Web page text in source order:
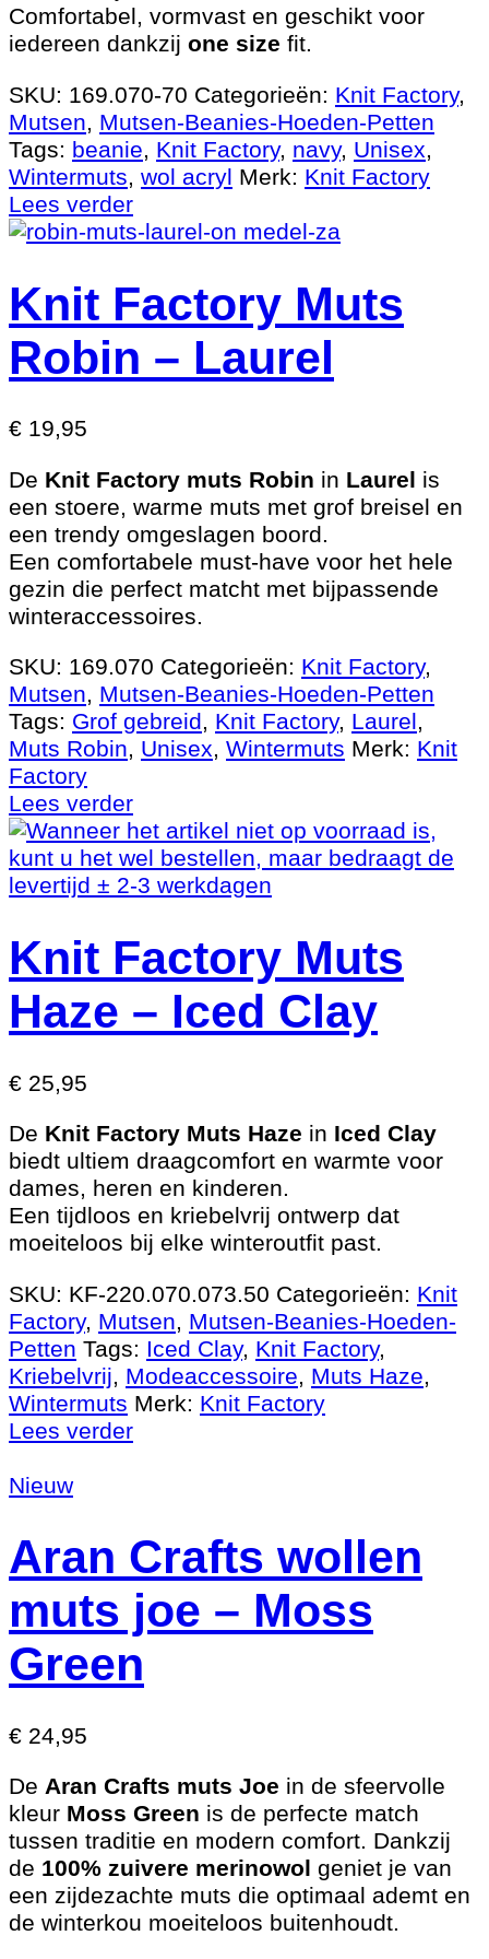
Comfortabel, vormvast en geschikt voor
iedereen dankzij one size fit.
SKU: 169.070-70 Categorieën: Knit Factory,
Mutsen, Mutsen-Beanies-Hoeden-Petten
Tags: beanie, Knit Factory, navy, Unisex,
Wintermuts, wol acryl Merk: Knit Factory
Lees verder
Knit Factory Muts
Robin – Laurel
€ 19,95
De Knit Factory muts Robin in Laurel is
een stoere, warme muts met grof breisel en
een trendy omgeslagen boord.
Een comfortabele must-have voor het hele
gezin die perfect matcht met bijpassende
winteraccessoires.
SKU: 169.070 Categorieën: Knit Factory,
Mutsen, Mutsen-Beanies-Hoeden-Petten
Tags: Grof gebreid, Knit Factory, Laurel,
Muts Robin, Unisex, Wintermuts Merk: Knit
Factory
Lees verder
Knit Factory Muts
Haze – Iced Clay
€ 25,95
De Knit Factory Muts Haze in Iced Clay
biedt ultiem draagcomfort en warmte voor
dames, heren en kinderen.
Een tijdloos en kriebelvrij ontwerp dat
moeiteloos bij elke winteroutfit past.
SKU: KF-220.070.073.50 Categorieën: Knit
Factory, Mutsen, Mutsen-Beanies-Hoeden-
Petten Tags: Iced Clay, Knit Factory,
Kriebelvrij, Modeaccessoire, Muts Haze,
Wintermuts Merk: Knit Factory
Lees verder
Nieuw
Aran Crafts wollen
muts joe – Moss
Green
€ 24,95
De Aran Crafts muts Joe in de sfeervolle
kleur Moss Green is de perfecte match
tussen traditie en modern comfort. Dankzij
de 100% zuivere merinowol geniet je van
een zijdezachte muts die optimaal ademt en
de winterkou moeiteloos buitenhoudt.